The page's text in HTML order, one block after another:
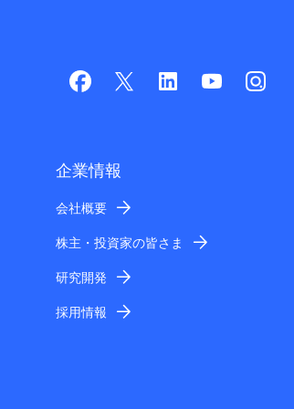
企業情報
会社概要
株主・投資家の皆さま
研究開発
採用情報